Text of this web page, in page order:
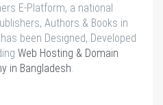
E-Platform, a national
Authors & Books in
been Designed, Developed
Web Hosting & Domain
in Bangladesh